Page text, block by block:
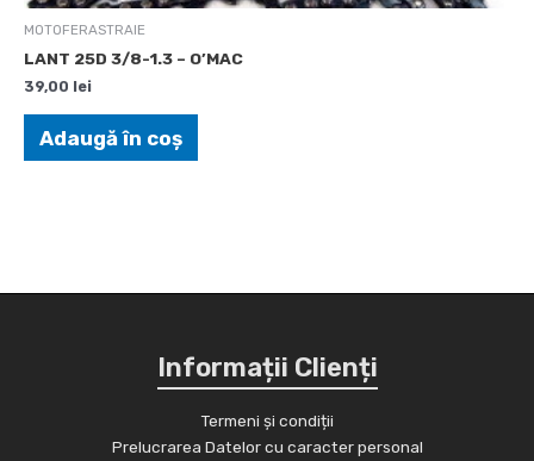
MOTOFERASTRAIE
LANT 25D 3/8-1.3 – O’MAC
39,00 lei
Adaugă în coș
Informații Clienți
Termeni și condiții
Prelucrarea Datelor cu caracter personal